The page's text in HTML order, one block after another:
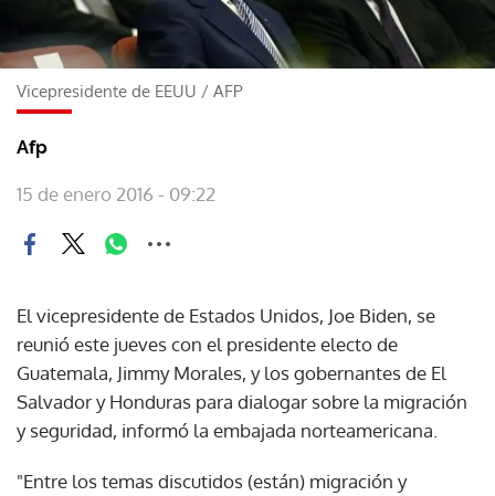
Vicepresidente de EEUU / AFP
Afp
15 de enero 2016 - 09:22
El vicepresidente de Estados Unidos, Joe Biden, se
reunió este jueves con el presidente electo de
Guatemala, Jimmy Morales, y los gobernantes de El
Salvador y Honduras para dialogar sobre la migración
y seguridad, informó la embajada norteamericana.
"Entre los temas discutidos (están) migración y